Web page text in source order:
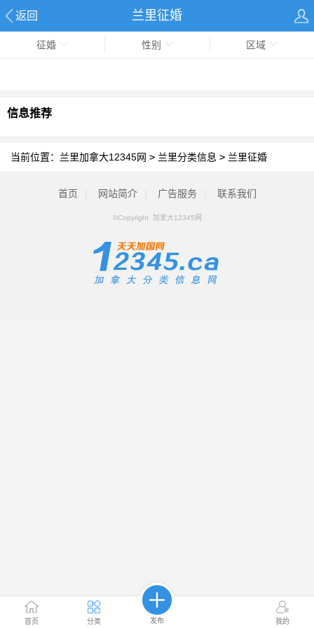
返回 兰里征婚
首页 分类 发布 我的
征婚 性别 区域
信息推荐
当前位置： 兰里加拿大12345网 > 兰里分类信息 > 兰里征婚
首页 网站简介 广告服务 联系我们
©Copyright 加拿大12345网